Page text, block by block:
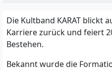
Die Kultband KARAT blickt
Karriere zurück und feiert
Bestehen.
Bekannt wurde die